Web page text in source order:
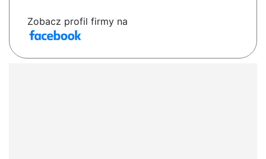
Zobacz profil firmy na